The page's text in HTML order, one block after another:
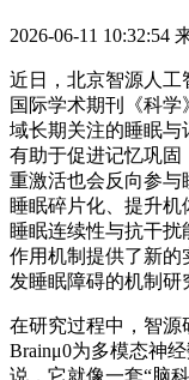
2026-06-11 10:32:54
近日，北京智源人工
国际学术期刊《科学
域长期关注的睡眠与
有助于促进记忆巩固
重激活也会反向参与
睡眠碎片化、提升
睡眠连续性与抗干
作用机制提供了新的
发睡眠障碍的机制研
在研究过程中，智源
Brainμ0为多模态神